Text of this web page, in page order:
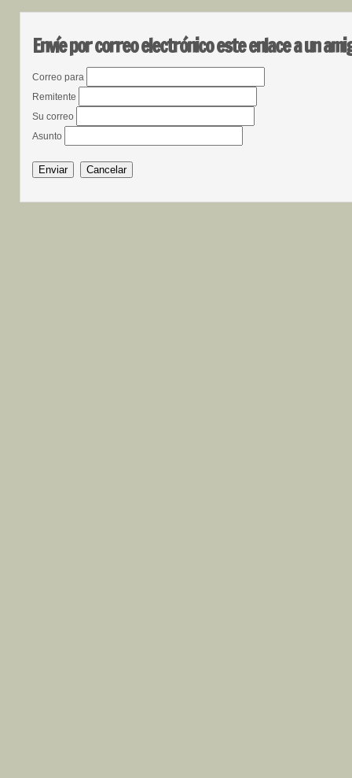
Envíe por correo electrónico este enlace a un
Correo para
Remitente
Su correo
Asunto
Enviar Cancelar